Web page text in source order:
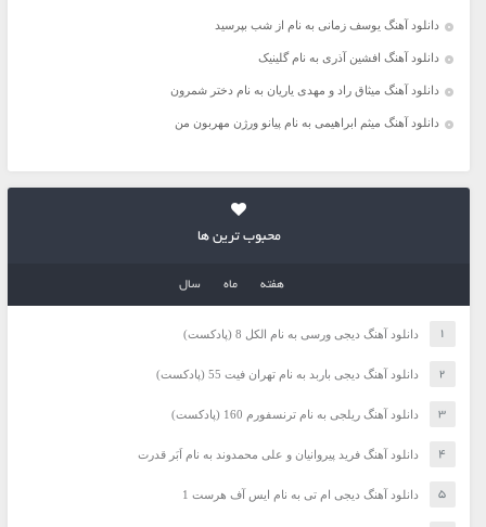
دانلود آهنگ یوسف زمانی به نام از شب بپرسید
دانلود آهنگ افشین آذری به نام گلینیک
دانلود آهنگ میثاق راد و مهدی یاریان به نام دختر شمرون
دانلود آهنگ میثم ابراهیمی به نام پیانو ورژن مهربون من
محبوب ترین ها
هفته ماه سال
دانلود آهنگ دیجی ورسی به نام الکل 8 (پادکست)
دانلود آهنگ دیجی باربد به نام تهران فیت 55 (پادکست)
دانلود آهنگ ریلجی به نام ترنسفورم 160 (پادکست)
دانلود آهنگ فرید پیروانیان و علی محمدوند به نام اَبَر قدرت
دانلود آهنگ دیجی ام تی به نام ایس آف هرست 1